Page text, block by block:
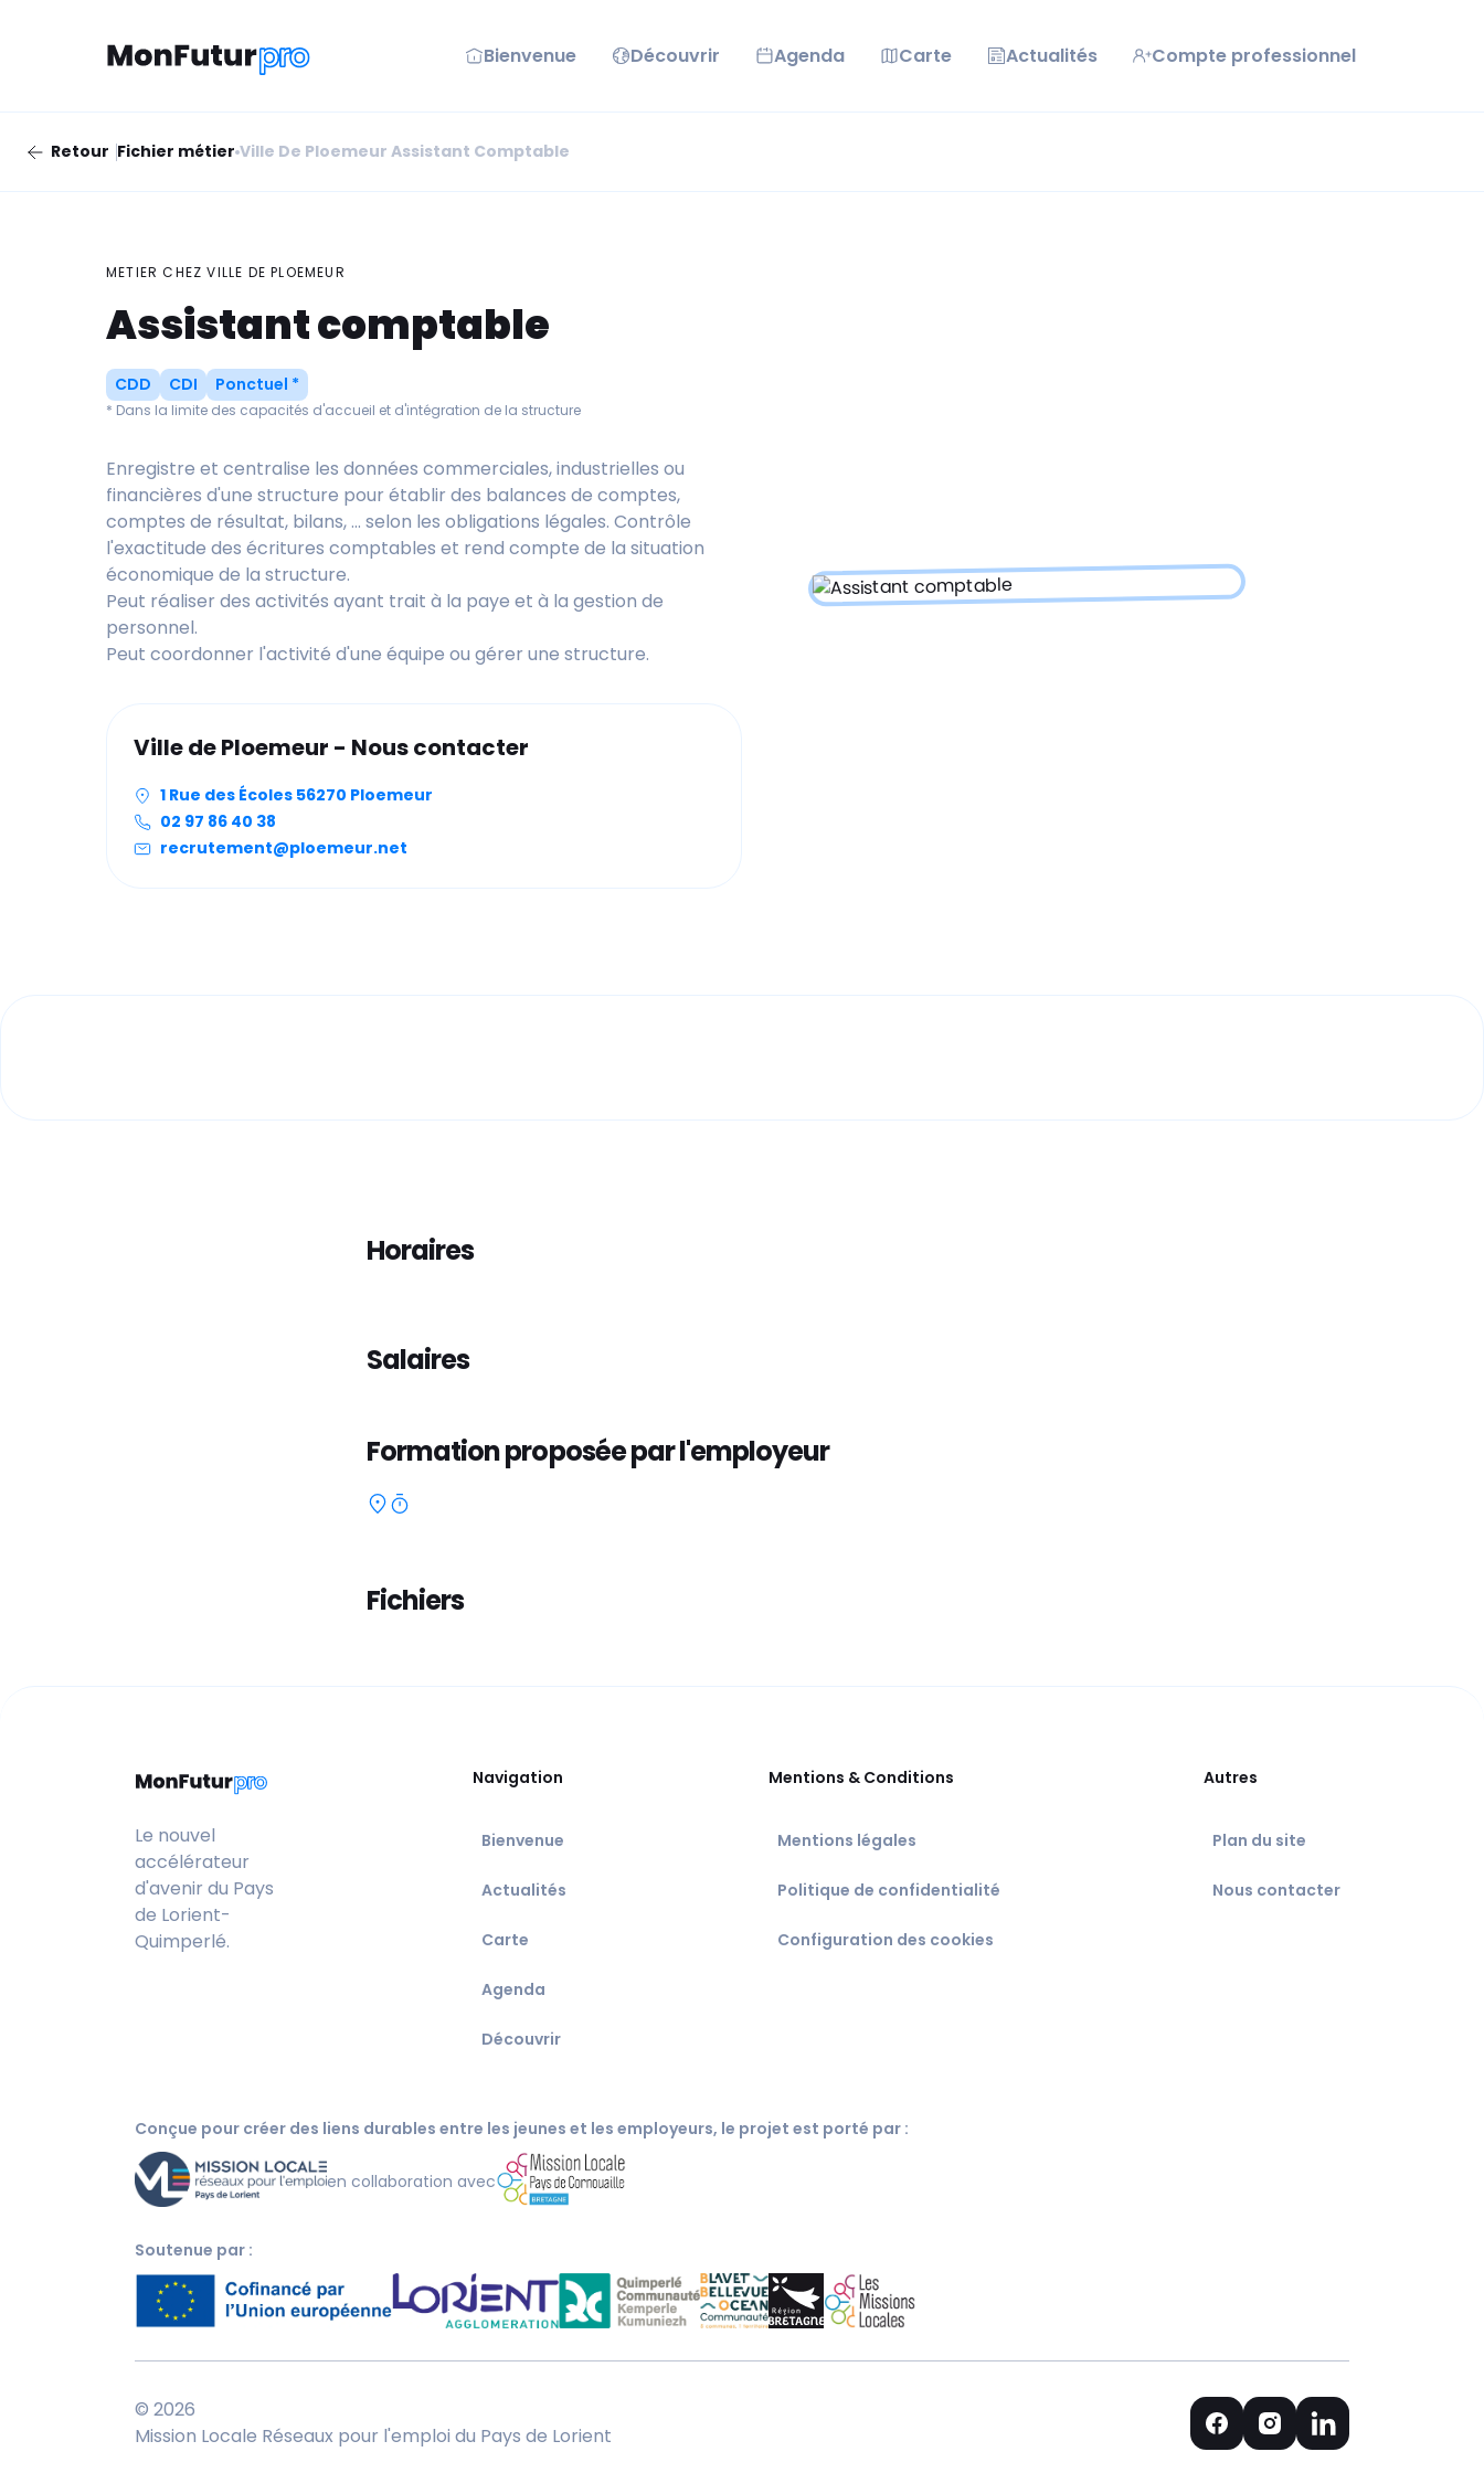
Bienvenue Découvrir Agenda Carte Actualités Compte professionnel
Retour Fichier métier Ville De Ploemeur Assistant Comptable
METIER CHEZVILLE DE PLOEMEUR
Assistant comptable
CDD CDI Ponctuel *
* Dans la limite des capacités d'accueil et d'intégration de la structure
Enregistre et centralise les données commerciales, industrielles ou
financières d'une structure pour établir des balances de comptes,
comptes de résultat, bilans, ... selon les obligations légales. Contrôle
l'exactitude des écritures comptables et rend compte de la situation
économique de la structure.
Peut réaliser des activités ayant trait à la paye et à la gestion de
personnel.
Peut coordonner l'activité d'une équipe ou gérer une structure.
Ville de Ploemeur - Nous contacter
1 Rue des Écoles 56270 Ploemeur
02 97 86 40 38
recrutement@ploemeur.net
Horaires
Salaires
Formation proposée par l'employeur
Fichiers
Le nouvel
accélérateur
d'avenir du Pays
de Lorient-
Quimperlé.
Navigation
Bienvenue
Actualités
Carte
Agenda
Découvrir
Mentions & Conditions
Mentions légales
Politique de confidentialité
Configuration des cookies
Autres
Plan du site
Nous contacter
Conçue pour créer des liens durables entre les jeunes et les employeurs, le projet est porté par :
en collaboration avec
Soutenue par :
© 2026
Mission Locale Réseaux pour l'emploi du Pays de Lorient